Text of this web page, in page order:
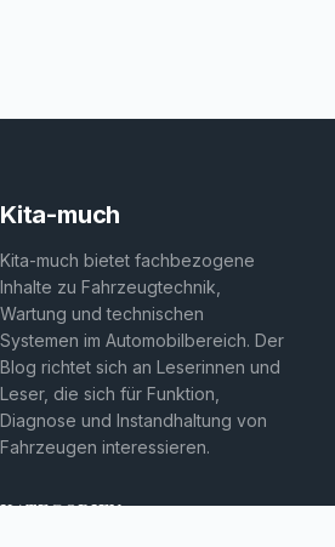
Kita-much
Kita-much bietet fachbezogene
Inhalte zu Fahrzeugtechnik,
Wartung und technischen
Systemen im Automobilbereich. Der
Blog richtet sich an Leserinnen und
Leser, die sich für Funktion,
Diagnose und Instandhaltung von
Fahrzeugen interessieren.
KATEGORIEN